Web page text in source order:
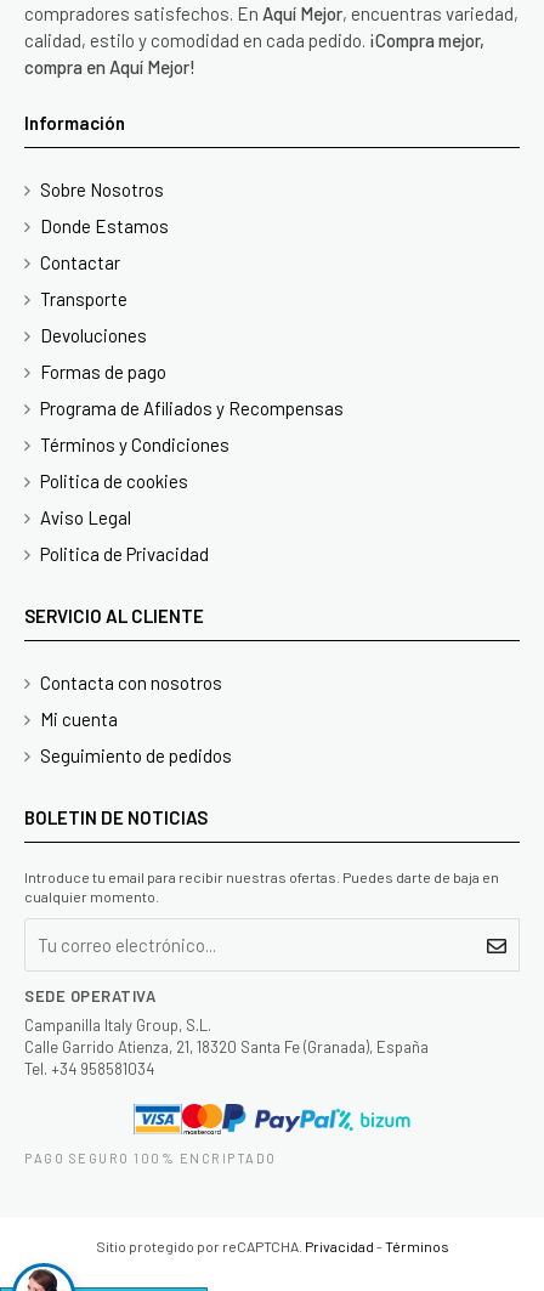
compradores satisfechos. En Aquí Mejor, encuentras variedad,
calidad, estilo y comodidad en cada pedido. ¡Compra mejor,
compra en Aquí Mejor!
Información
Sobre Nosotros
Donde Estamos
Contactar
Transporte
Devoluciones
Formas de pago
Programa de Afiliados y Recompensas
Términos y Condiciones
Politica de cookies
Aviso Legal
Politica de Privacidad
SERVICIO AL CLIENTE
Contacta con nosotros
Mi cuenta
Seguimiento de pedidos
BOLETIN DE NOTICIAS
Introduce tu email para recibir nuestras ofertas. Puedes darte de baja en
cualquier momento.
SEDE OPERATIVA
Campanilla Italy Group, S.L.
Calle Garrido Atienza, 21, 18320 Santa Fe (Granada), España
Tel. +34 958581034
PAGO SEGURO 100% ENCRIPTADO
Sitio protegido por reCAPTCHA. Privacidad -Términos